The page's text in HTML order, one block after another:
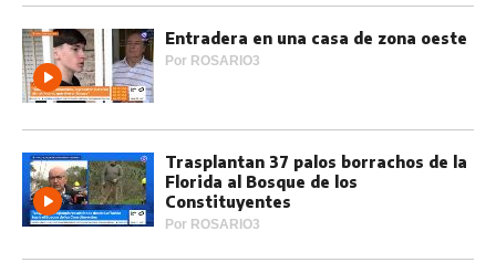
Entradera en una casa de zona oeste
Por ROSARIO3
Trasplantan 37 palos borrachos de la
Florida al Bosque de los
Constituyentes
Por ROSARIO3